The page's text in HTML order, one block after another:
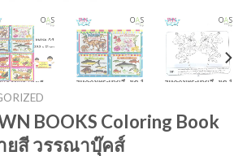
BOOKS Coloring Book
ยสี วรรณาบุ๊คส์